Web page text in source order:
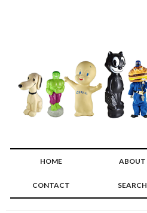
HOME ABOUT
CONTACT SEARCH